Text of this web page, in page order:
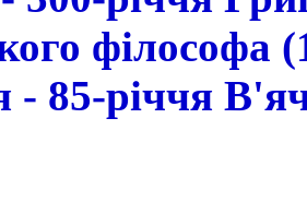
філософа
- 85-річчя